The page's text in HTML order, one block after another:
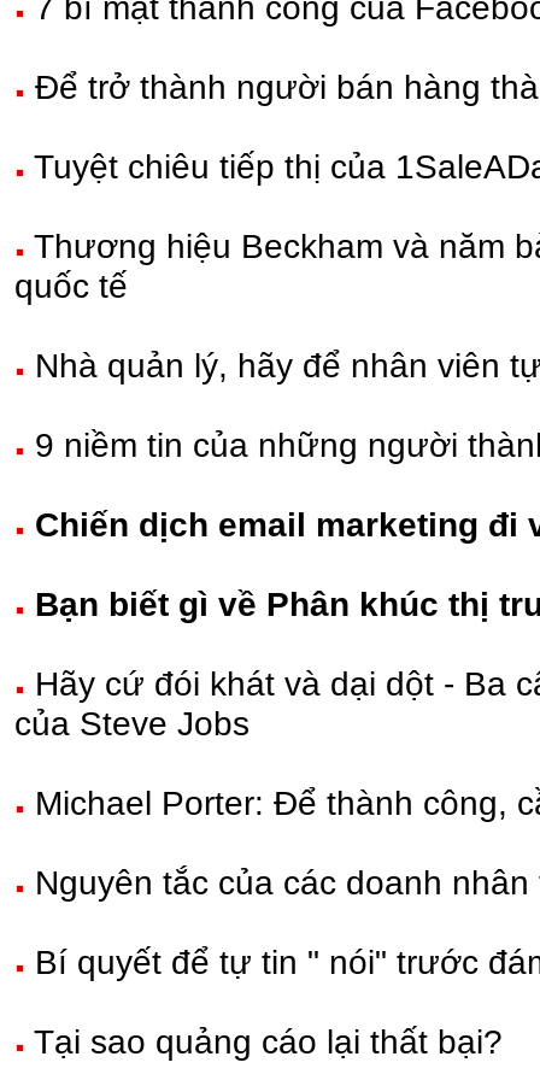
Để trở thành người bán hàng
Tuyệt chiêu tiếp thị của
Thương hiệu Beckham và năm
quốc tế
Nhà quản lý, hãy để nhân viên tự
9 niềm tin của những người
Chiến dịch email marketing đi
Bạn biết gì về Phân khúc thị
Hãy cứ đói khát và dại dột - Ba
của Steve Jobs
Michael Porter: Để thành công,
Nguyên tắc của các doanh
Bí quyết để tự tin " nói" trước
Tại sao quảng cáo lại thất bại?